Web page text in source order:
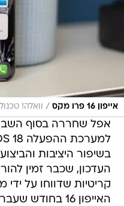
אייפון 16 פרו מקס / וואלה!
אפל שחררה בסוף
העדכון, שכבר זמין
קריטיות שדווחו על
האייפון 16 בחודש שעבר.